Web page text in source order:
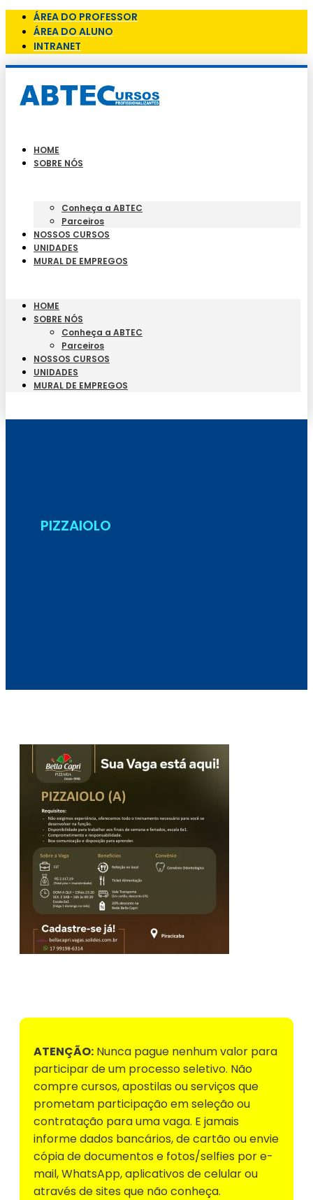
ÁREA DO PROFESSOR
ÁREA DO ALUNO
INTRANET
HOME
SOBRE NÓS
Conheça a ABTEC
Parceiros
NOSSOS CURSOS
UNIDADES
MURAL DE EMPREGOS
HOME
SOBRE NÓS
Conheça a ABTEC
Parceiros
NOSSOS CURSOS
UNIDADES
MURAL DE EMPREGOS
PIZZAIOLO
ATENÇÃO: Nunca pague nenhum valor para
participar de um processo seletivo. Não
compre cursos, apostilas ou serviços que
prometam participação em seleção ou
contratação para uma vaga. E jamais
informe dados bancários, de cartão ou envie
cópia de documentos e fotos/selfies por e-
mail, WhatsApp, aplicativos de celular ou
através de sites que não conheça.